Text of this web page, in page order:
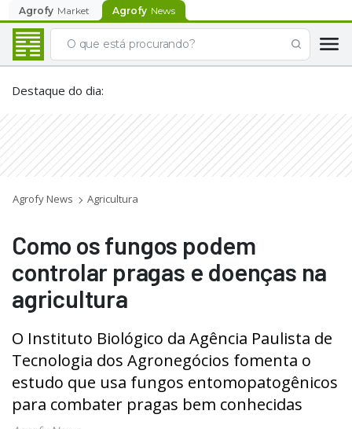
Agrofy Market Agrofy News
Destaque do dia:
Agrofy News Agricultura
Como os fungos podem
controlar pragas e doenças na
agricultura
O Instituto Biológico da Agência Paulista de
Tecnologia dos Agronegócios fomenta o
estudo que usa fungos entomopatogênicos
para combater pragas bem conhecidas